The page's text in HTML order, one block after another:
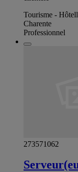
Tourisme -
Charente
Professionnel
273571062